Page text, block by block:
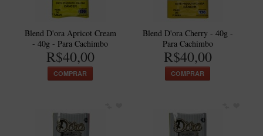
Blend D'ora Apricot Cream
- 40g - Para Cachimbo
R$40,00
COMPRAR
Blend D'ora Cherry - 40g -
Para Cachimbo
R$40,00
COMPRAR